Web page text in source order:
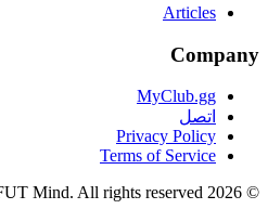
Articles
Company
MyClub.gg
اتصل
Privacy Policy
Terms of Service
©
2026